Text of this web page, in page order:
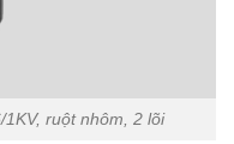
1KV, ruột nhôm, 2 lõi